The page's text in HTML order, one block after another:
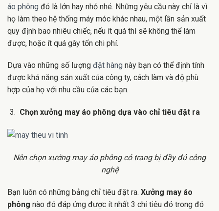
áo phông đó là lớn hay nhỏ nhé. Những yêu cầu này chỉ là vì
họ làm theo hệ thống máy móc khác nhau, một lần sản xuất
quy định bao nhiêu chiếc, nếu ít quá thì sẽ không thể làm
được, hoặc ít quá gây tốn chi phí.
Dựa vào những số lượng đặt hàng này bạn có thể định tính
được khả năng sản xuất của công ty, cách làm và độ phù
hợp của họ với nhu cầu của các bạn.
Chọn xưởng may áo phông dựa vào chỉ tiêu đặt ra
Nên chọn xưởng may áo phông có trang bị đầy đủ công
nghệ
Bạn luôn có những bảng chỉ tiêu đặt ra. Xưởng may áo
phông nào đó đáp ứng được ít nhất 3 chỉ tiêu đó trong đó